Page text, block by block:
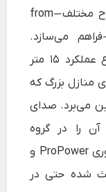
کنترل دقیق قدرت مکش را برای سطوح مختلف—from
می‌سازد.
BGL8POW2 با سیم ۱۲ متری و شعاع عملکرد ۱۵ متر
بزرگ که
صدای
آن را در گروه
جاروبرقی‌های کم‌صدا قرار می‌دهد. فناوری ProPower و
حتی در